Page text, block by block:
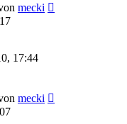
mecki
17:44
mecki